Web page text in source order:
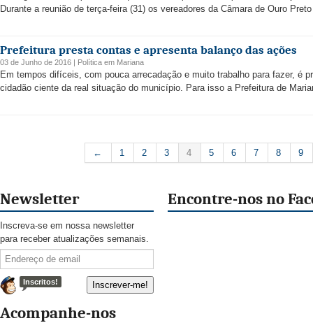
Durante a reunião de terça-feira (31) os vereadores da Câmara de Ouro
Prefeitura presta contas e apresenta balanço das ações
03 de Junho de 2016 | Política em Mariana
Em tempos difíceis, com pouca arrecadação e muito trabalho para fazer, é
cidadão ciente da real situação do município. Para isso a Prefeitura de
← 1 2 3 4 5 6 7 8 9
Newsletter
Inscreva-se em nossa newsletter
para receber atualizações semanais.
Inscritos!
Acompanhe-nos
Encontre-nos no